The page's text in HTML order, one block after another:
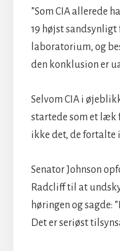
”Som CIA allerede
19 højst
laboratorium, og
den konklusion er
Selvom CIA i
startede som et læk
ikke det, de fortalte i
Senator Johnson
Radcliff til at
høringen og sagde:
Det er seriøst